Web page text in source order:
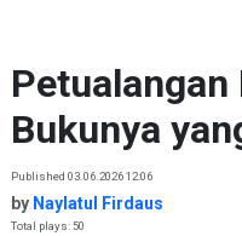
Petualangan
Bukunya
Published 03.06.2026 12:06
by Naylatul Firdaus
Total plays: 50